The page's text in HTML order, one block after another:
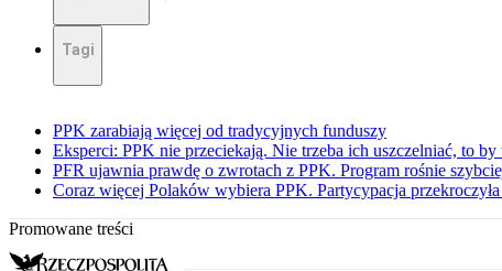
Tagi
PPK zarabiają więcej od tradycyjnych funduszy
Eksperci: PPK nie przeciekają. Nie trzeba ich uszczelniać, to by
PFR ujawnia prawdę o zwrotach z PPK. Program rośnie
Coraz więcej Polaków wybiera PPK. Partycypacja
Promowane treści